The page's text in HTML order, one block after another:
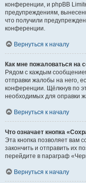
конференции, и phpBB
предупреждениям,
что получили
конференции.
Вернуться к началу
Как мне пожаловаться на
Рядом с каждым
отправки жалобы на него,
конференции. Щёлкнув по
необходимых для оправки
Вернуться к началу
Что означает кнопка
Эта кнопка позволяет вам
закончить и отправить их
перейдите в параграф
Вернуться к началу